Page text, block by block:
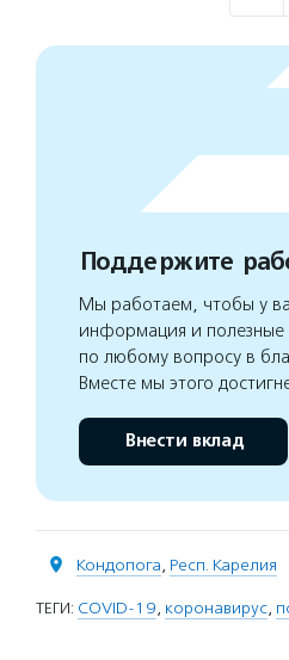
Поддержите
Мы работаем, чтобы у
информация и полезные
по любому вопросу в
Вместе мы этого
Внести вклад
Кондопога, Респ. Карелия
ТЕГИ: COVID-19, коронавирус,